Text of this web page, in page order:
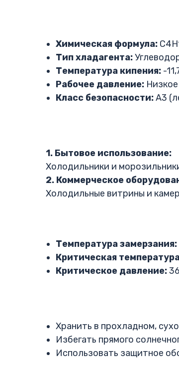
Химическая формула:
Тип хладагента:
Температура кипения: -
Рабочее давление:
Класс безопасности:A3
1. Бытовое использование:
Холодильники и
2. Коммерческое
Холодильные витрины и
Температура замерзания:
Критическая
Критическое давление:
Хранить в прохладном,
Избегать прямого
Использовать защитное